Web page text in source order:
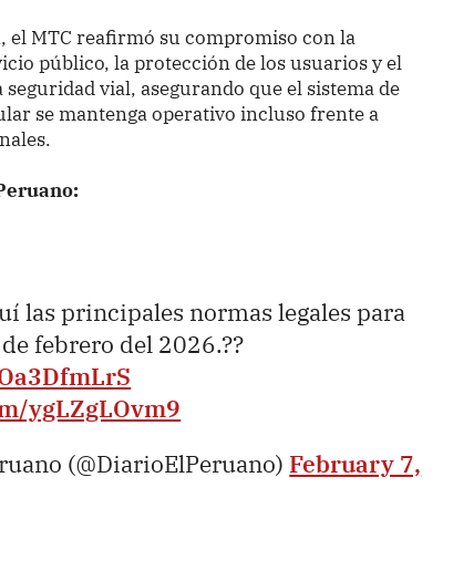
el MTC reafirmó su compromiso con la
público, la protección de los usuarios y el
vial, asegurando que el sistema de
se mantenga operativo incluso frente a
las principales normas legales para
febrero del 2026.??
ygLZgLOvm9
(@DiarioElPeruano) February 7,